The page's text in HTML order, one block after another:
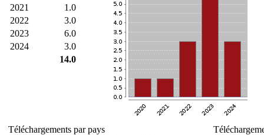
2021
1.0
2022
3.0
2023
6.0
2024
3.0
14.0
Téléchargements par pays